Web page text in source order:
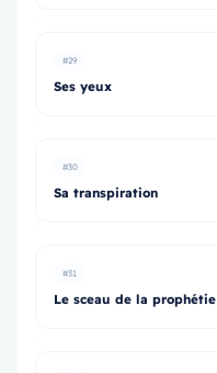
#29
Ses yeux
#30
Sa transpiration
#31
Le sceau de la prophétie